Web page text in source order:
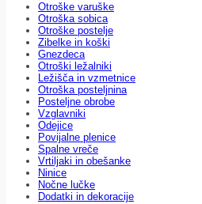
Otroške varuške
Otroška sobica
Otroške postelje
Zibelke in koški
Gnezdeca
Otroški ležalniki
Ležišča in vzmetnice
Otroška posteljnina
Posteljne obrobe
Vzglavniki
Odejice
Povijalne plenice
Spalne vreče
Vrtiljaki in obešanke
Ninice
Nočne lučke
Dodatki in dekoracije